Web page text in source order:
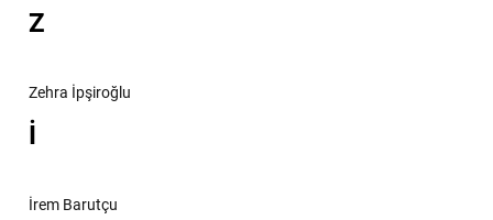
Z
Zehra İpşiroğlu
İ
İrem Barutçu